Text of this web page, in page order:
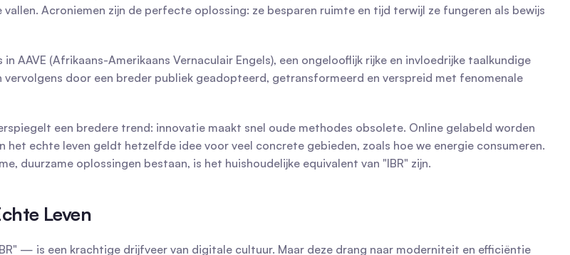
Acroniemen zijn de perfecte oplossing: ze besparen ruimte en tijd terwijl ze fungeren als bewijs
AAVE (Afrikaans-Amerikaans Vernaculair Engels), een ongelooflijk rijke en invloedrijke taalkundige
door een breder publiek geadopteerd, getransformeerd en verspreid met fenomenale
een bredere trend: innovatie maakt snel oude methodes obsolete. Online gelabeld worden
het echte leven geldt hetzelfde idee voor veel concrete gebieden, zoals hoe we energie consumeren.
duurzame oplossingen bestaan, is het huishoudelijke equivalent van "IBR" zijn.
Leven
— is een krachtige drijfveer van digitale cultuur. Maar deze drang naar moderniteit en efficiëntie